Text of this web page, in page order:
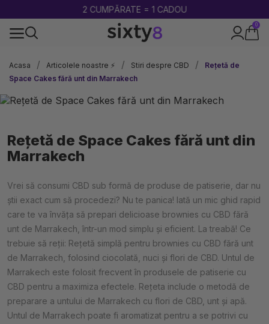
2 CUMPĂRATE = 1 CADOU
0
Acasa
Articolele noastre ⚡ Stiri despre CBD
Rețetă de
Space Cakes fără unt din Marrakech
Rețetă de Space Cakes fără unt din
Marrakech
Vrei să consumi CBD sub formă de produse de patiserie, dar nu
știi exact cum să procedezi? Nu te panica! Iată un mic ghid rapid
care te va învăța să prepari delicioase brownies cu CBD fără
unt de Marrakech, într-un mod simplu și eficient. La treabă! Ce
trebuie să reții: Rețetă simplă pentru brownies cu CBD fără unt
de Marrakech, folosind ciocolată, nuci și flori de CBD. Untul de
Marrakech este folosit frecvent în produsele de patiserie cu
CBD pentru a maximiza efectele. Rețeta include o metodă de
preparare a untului de Marrakech cu flori de CBD, unt și apă.
Untul de Marrakech poate fi aromatizat pentru a se potrivi cu